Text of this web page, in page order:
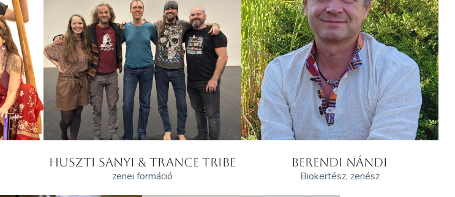
HUSZTI SANYI & TRANCE TRIBE
zenei formáció
BERENDI NÁNDI
Biokertész, zenész